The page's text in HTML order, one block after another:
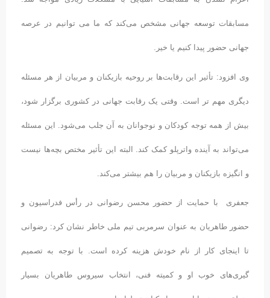
اعزام نشدن به مسابقات آسیایی با مشکلات زیادی مواجه شد.
مسابقات توسعه جهانی مشخص می‌کند که ما می توانیم در عرصه
جهانی حضور پیدا کنیم یا خیر.
وی افزود: تأثیر این رقابت‌ها بر روحیه بازیکنان و مربیان از هر مسئله
دیگری مهم تر است. وقتی یک رقابت جهانی در کشوری برگزار شود،
بیش از همه توجه کودکان و نوجوانان به آن جلب می‌شود. این مسئله
می‌تواند به آینده واترپلو کمک کند. البته این تأثیر مختص بچه‌ها نیست
و انگیزه بازیکنان و مربیان را هم بیشتر می‌کند.
جعفری با حمایت از حضور محسن رضوانی در رأس فدراسیون و
حضور طاهریان به عنوان سرمربی تیم ملی خاطر نشان کرد: رضوانی
تا اینجای کار از نام خودش هزینه کرده است. با توجه به تصمیم
گیری‌های خوب او و کمیته فنی، انتخاب سیروس طاهریان بسیار